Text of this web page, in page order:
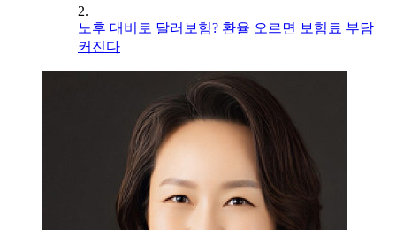
2.
노후 대비로 달러보험? 환율 오르면 보험료 부담
커진다